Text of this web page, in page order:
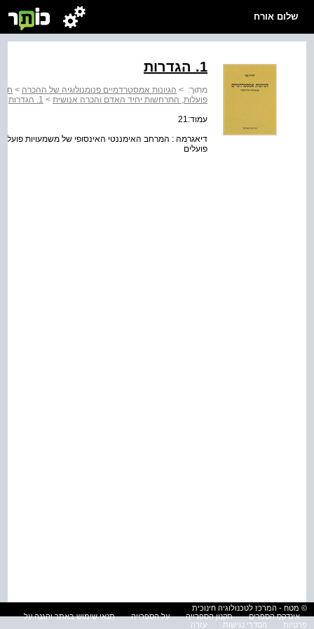
שלום אורח
1. הגדרות
מתוך: > הגיונות אמסטרדמיים פנומנולוגיה של ההכרה >
פועלות, התרחשות יחיד האדם והכרה אנושית > 1. הגדרות
עמוד:21
דיאגרמה : המרחב האימננטי האינסופי של משמעויות פועלות
פועלים
© מטח - המרכז לטכנולוגיה חינוכית
אינדקס הספרים
תקנון הספרייה על הספרייה
תנאי שימוש באתר והגנה על
פרטיות
הסדרי נגישות עזרה